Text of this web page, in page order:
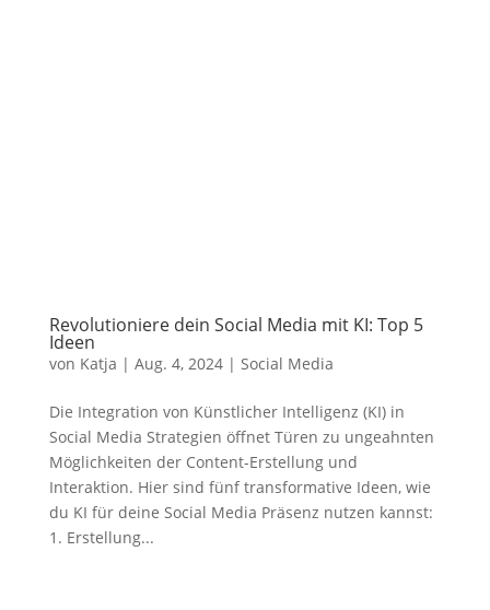
Revolutioniere dein Social Media mit KI: Top 5
Ideen
von Katja | Aug. 4, 2024| Social Media
Die Integration von Künstlicher Intelligenz (KI) in
Social Media Strategien öffnet Türen zu ungeahnten
Möglichkeiten der Content-Erstellung und
Interaktion. Hier sind fünf transformative Ideen, wie
du KI für deine Social Media Präsenz nutzen kannst:
1. Erstellung...